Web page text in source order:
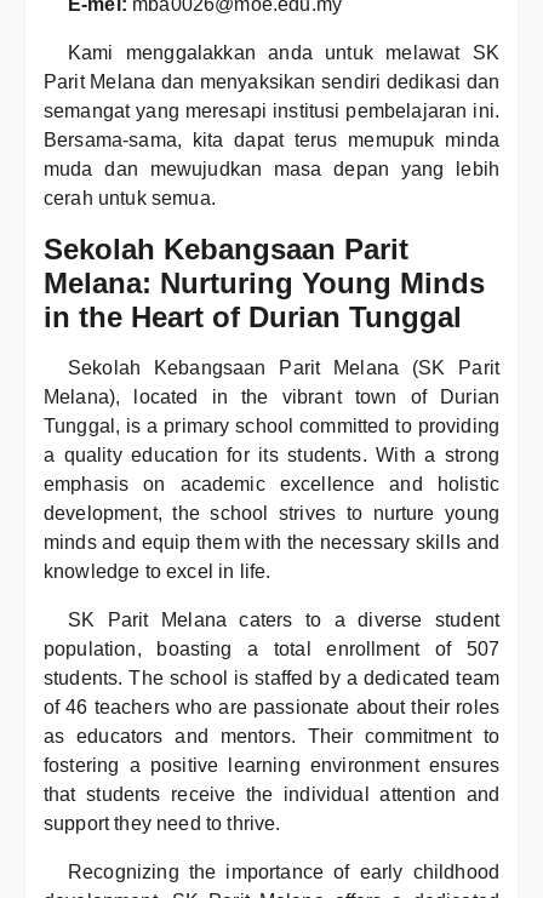
E-mel: mba0026@moe.edu.my
Kami menggalakkan anda untuk melawat SK
Parit Melana dan menyaksikan sendiri dedikasi dan
semangat yang meresapi institusi pembelajaran ini.
Bersama-sama, kita dapat terus memupuk minda
muda dan mewujudkan masa depan yang lebih
cerah untuk semua.
Sekolah Kebangsaan Parit
Melana: Nurturing Young Minds
in the Heart of Durian Tunggal
Sekolah Kebangsaan Parit Melana (SK Parit
Melana), located in the vibrant town of Durian
Tunggal, is a primary school committed to providing
a quality education for its students. With a strong
emphasis on academic excellence and holistic
development, the school strives to nurture young
minds and equip them with the necessary skills and
knowledge to excel in life.
SK Parit Melana caters to a diverse student
population, boasting a total enrollment of 507
students. The school is staffed by a dedicated team
of 46 teachers who are passionate about their roles
as educators and mentors. Their commitment to
fostering a positive learning environment ensures
that students receive the individual attention and
support they need to thrive.
Recognizing the importance of early childhood